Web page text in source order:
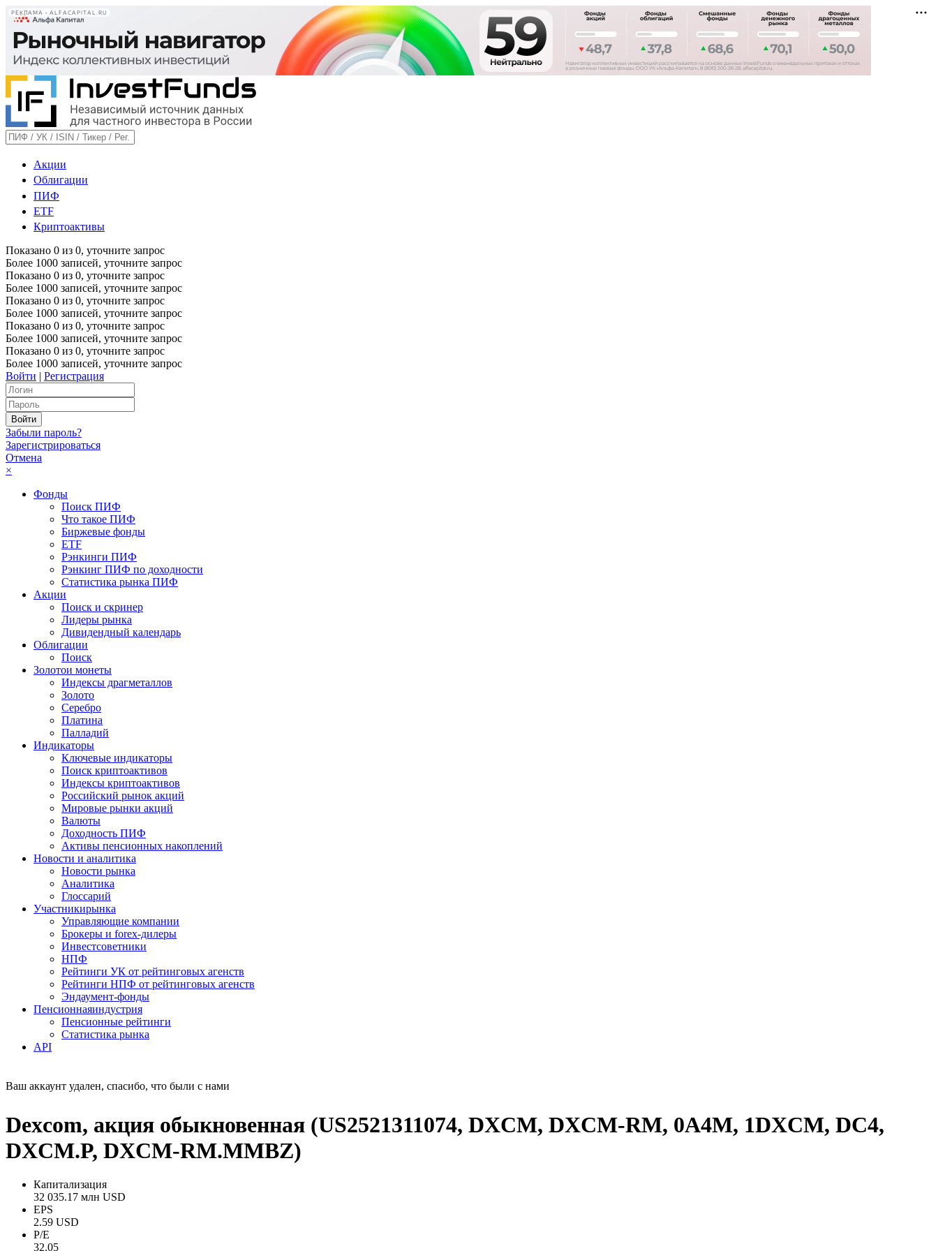
РЕКЛАМА • ALFACAPITAL.RU
Акции
Облигации
ПИФ
ETF
Криптоактивы
Показано 0 из 0, уточните запрос
Более 1000 записей, уточните запрос
Показано 0 из 0, уточните запрос
Более 1000 записей, уточните запрос
Показано 0 из 0, уточните запрос
Более 1000 записей, уточните запрос
Показано 0 из 0, уточните запрос
Более 1000 записей, уточните запрос
Показано 0 из 0, уточните запрос
Более 1000 записей, уточните запрос
Войти | Регистрация
Забыли пароль?
Зарегистрироваться
Отмена
×
Фонды
Поиск ПИФ
Что такое ПИФ
Биржевые фонды
ETF
Рэнкинги ПИФ
Рэнкинг ПИФ по доходности
Статистика рынка ПИФ
Акции
Поиск и скринер
Лидеры рынка
Дивидендный календарь
Облигации
Поиск
Золотои монеты
Индексы драгметаллов
Золото
Серебро
Платина
Палладий
Индикаторы
Ключевые индикаторы
Поиск криптоактивов
Индексы криптоактивов
Российский рынок акций
Мировые рынки акций
Валюты
Доходность ПИФ
Активы пенсионных накоплений
Новости и аналитика
Новости рынка
Аналитика
Глоссарий
Участникирынка
Управляющие компании
Брокеры и forex-дилеры
Инвестсоветники
НПФ
Рейтинги УК от рейтинговых агенств
Рейтинги НПФ от рейтинговых агенств
Эндаумент-фонды
Пенсионнаяиндустрия
Пенсионные рейтинги
Статистика рынка
API
Ваш аккаунт удален, спасибо, что были с нами
Dexcom, акция обыкновенная (US2521311074, DXCM, DXCM-RM, 0A4M, 1DXCM, DC4,
DXCM.P, DXCM-RM.MMBZ)
Капитализация
32 035.17 млн USD
EPS
2.59 USD
P/E
32.05